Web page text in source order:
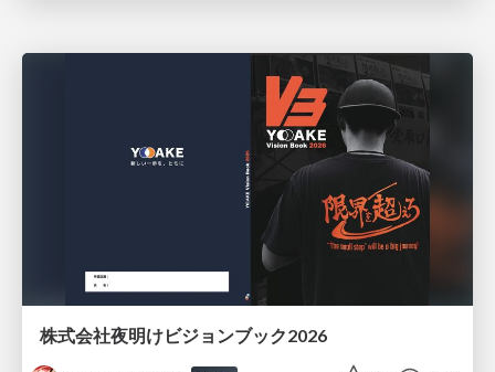
株式会社夜明けビジョンブック2026